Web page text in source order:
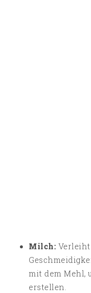
Milch:
mit dem Mehl,
erstellen.